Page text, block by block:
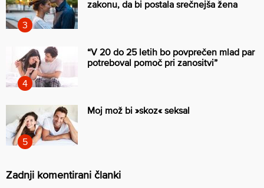
zakonu, da bi postala srečnejša žena
“V 20 do 25 letih bo povprečen mlad par
potreboval pomoč pri zanositvi”
Moj mož bi »skoz« seksal
Zadnji komentirani članki